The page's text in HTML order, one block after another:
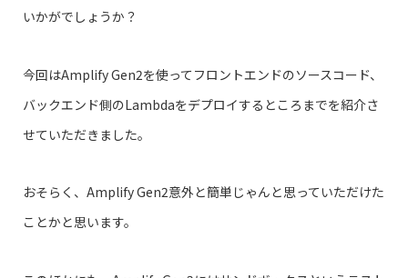
いかがでしょうか？
今回はAmplify Gen2を使ってフロントエンドのソースコード、
バックエンド側のLambdaをデプロイするところまでを紹介さ
せていただきました。
おそらく、Amplify Gen2意外と簡単じゃんと思っていただけた
ことかと思います。